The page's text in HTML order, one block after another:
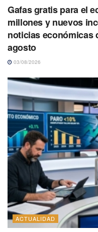
Gafas gratis para el
millones y nuevos
noticias económicas
agosto
03/08/2026
ACTUALIDAD